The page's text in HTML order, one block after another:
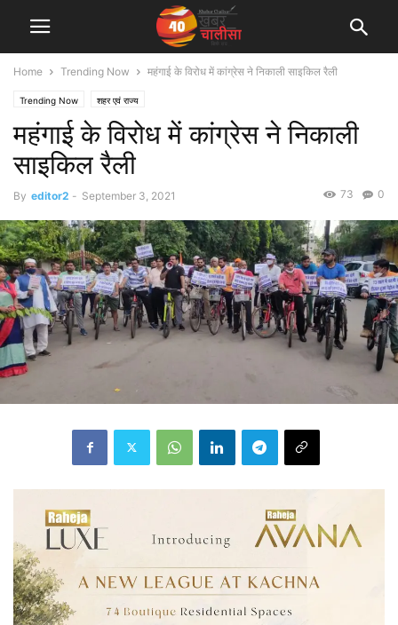
Home Trending Now महंगाई के विरोध में कांग्रेस ने निकाली साइकिल रैली
Trending Now शहर एवं राज्य
महंगाई के विरोध में कांग्रेस ने निकाली
साइकिल रैली
By editor2 - September 3, 2021 0
73